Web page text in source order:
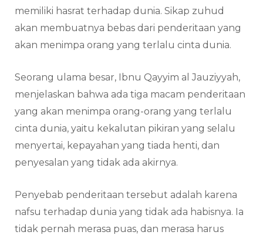
memiliki hasrat terhadap dunia. Sikap zuhud
akan membuatnya bebas dari penderitaan yang
akan menimpa orang yang terlalu cinta dunia.
Seorang ulama besar, Ibnu Qayyim al Jauziyyah,
menjelaskan bahwa ada tiga macam penderitaan
yang akan menimpa orang-orang yang terlalu
cinta dunia, yaitu kekalutan pikiran yang selalu
menyertai, kepayahan yang tiada henti, dan
penyesalan yang tidak ada akirnya.
Penyebab penderitaan tersebut adalah karena
nafsu terhadap dunia yang tidak ada habisnya. Ia
tidak pernah merasa puas, dan merasa harus